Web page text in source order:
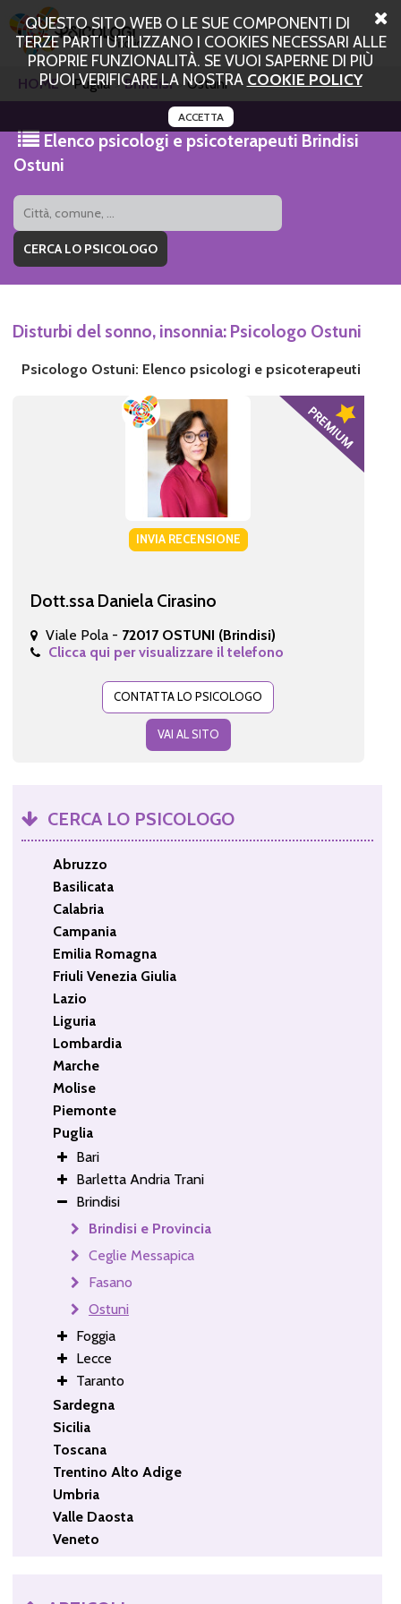
QUESTO SITO WEB O LE SUE COMPONENTI DI
TERZE PARTI UTILIZZANO I COOKIES NECESSARI ALLE
PROPRIE FUNZIONALITÀ. SE VUOI SAPERNE DI PIÙ
PUOI VERIFICARE LA NOSTRA COOKIE POLICY
ACCETTA
HOME Puglia Brindisi Ostuni
Elenco psicologi e psicoterapeuti Brindisi
Ostuni
Disturbi del sonno, insonnia: Psicologo Ostuni
Psicologo Ostuni: Elenco psicologi e psicoterapeuti
INVIA RECENSIONE
Dott.ssa Daniela Cirasino
Viale Pola - 72017 OSTUNI (Brindisi)
Clicca qui per visualizzare il telefono
CONTATTA LO PSICOLOGO
VAI AL SITO
CERCA LO PSICOLOGO
Abruzzo
Basilicata
Calabria
Campania
Emilia Romagna
Friuli Venezia Giulia
Lazio
Liguria
Lombardia
Marche
Molise
Piemonte
Puglia
Bari
Barletta Andria Trani
Brindisi
Brindisi e Provincia
Ceglie Messapica
Fasano
Ostuni
Foggia
Lecce
Taranto
Sardegna
Sicilia
Toscana
Trentino Alto Adige
Umbria
Valle Daosta
Veneto